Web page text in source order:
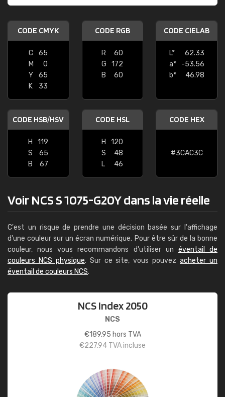
CODE CMYK
C
65
M
0
Y
65
K
33
CODE RGB
R
60
G
172
B
60
CODE CIELAB
L*
62.33
a*
-53.56
b*
46.98
CODE HSB/HSV
H
119
S
65
B
67
CODE HSL
H
120
S
48
L
46
CODE HEX
#3CAC3C
Voir NCS S 1075-G20Y dans la vie réelle
C'est un risque de prendre une décision basée sur l'affichage
d'une couleur sur un écran numérique. Pour être sûr de la bonne
couleur, nous vous recommandons d'utiliser un éventail de
couleurs NCS physique. Sur ce site, vous pouvezacheter un
éventail de couleurs NCS.
NCS Index 2050
NCS
€189,95 hors TVA
€227,94 TVA incluse